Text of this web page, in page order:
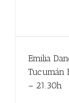
Emilia
Tucumán
– 21.30h